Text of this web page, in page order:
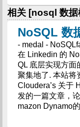
相关 [nosql 数据
NoSQL 数
- medal -
在 Linkedin 的
QL 底层实现方面
聚集地了. 本站将
Cloudera’s 关于
发的一篇文章，
mazon Dynamo